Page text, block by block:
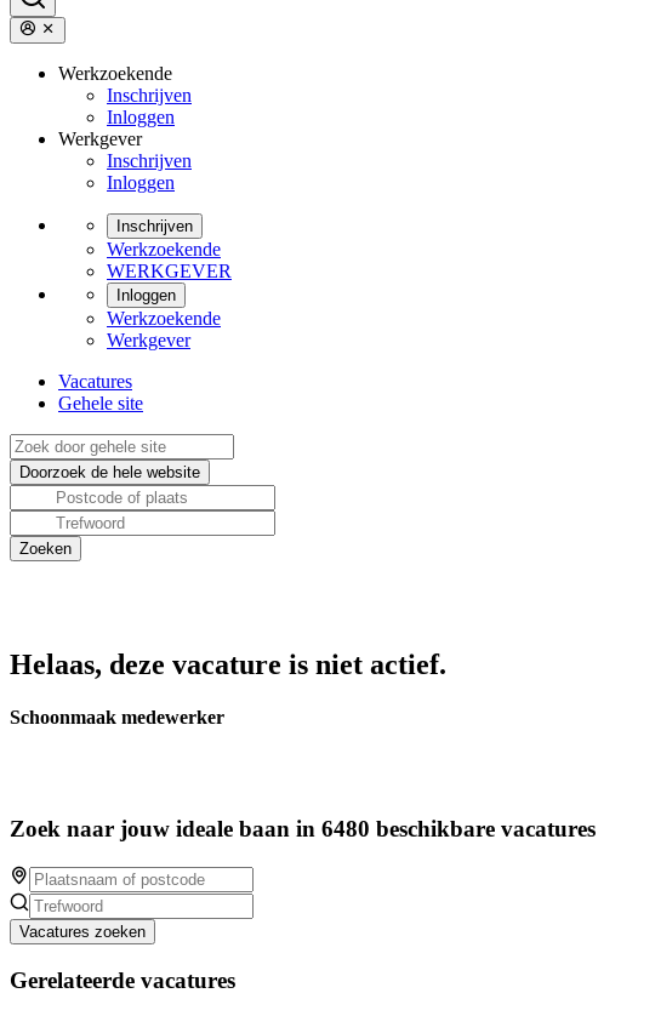
Werkzoekende
Inschrijven
Inloggen
Werkgever
Inschrijven
Inloggen
Inschrijven
Werkzoekende
WERKGEVER
Inloggen
Werkzoekende
Werkgever
Vacatures
Gehele site
Helaas, deze vacature is niet actief.
Schoonmaak medewerker
Zoek naar jouw ideale baan in 6480 beschikbare vacatures
Vacatures zoeken
Gerelateerde vacatures